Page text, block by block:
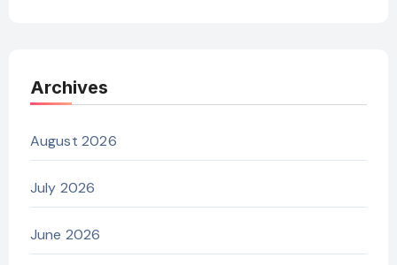
Archives
August 2026
July 2026
June 2026